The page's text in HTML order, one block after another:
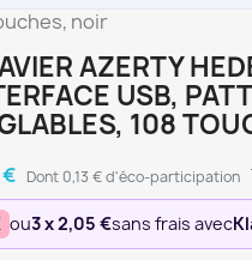
noir
AZERTY
USB,
108
€ Dont 0,13 € d'éco-participation
ou3 x 2,05 €sans frais avec